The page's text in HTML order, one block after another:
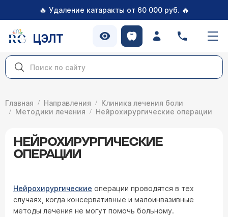
🔥 Удаление катаракты от 60 000 руб. 🔥
ЦЭЛТ
Главная Направления
Клиника лечения боли
Методики лечения
Нейрохирургические операции
НЕЙРОХИРУРГИЧЕСКИЕ
ОПЕРАЦИИ
Нейрохирургические операции проводятся в тех
случаях, когда консервативные и малоинвазивные
методы лечения не могут помочь больному.